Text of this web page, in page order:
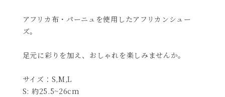
アフリカ布・パーニュを使用したアフリカンシュー
ズ。
足元に彩りを加え、おしゃれを楽しみませんか。
サイズ：S,M,L
S: 約25.5~26cm